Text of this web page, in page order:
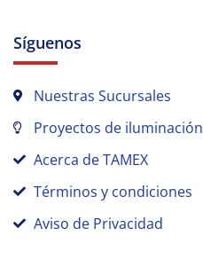
Síguenos
Nuestras Sucursales
Proyectos de iluminación
Acerca de TAMEX
Términos y condiciones
Aviso de Privacidad